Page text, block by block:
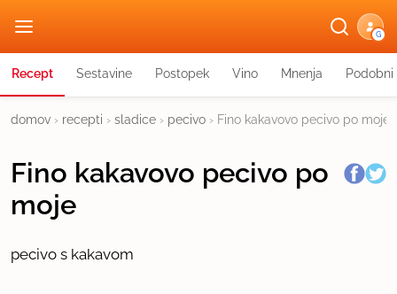
G
Recept Sestavine Postopek Vino Mnenja
domov › recepti › sladice › pecivo › Fino kakavovo pecivo po moje
Fino kakavovo pecivo po
moje
pecivo s kakavom